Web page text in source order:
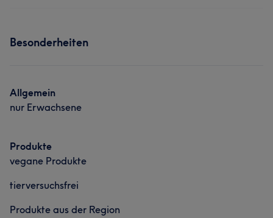
Besonderheiten
Allgemein
nur Erwachsene
Produkte
vegane Produkte
tierversuchsfrei
Produkte aus der Region